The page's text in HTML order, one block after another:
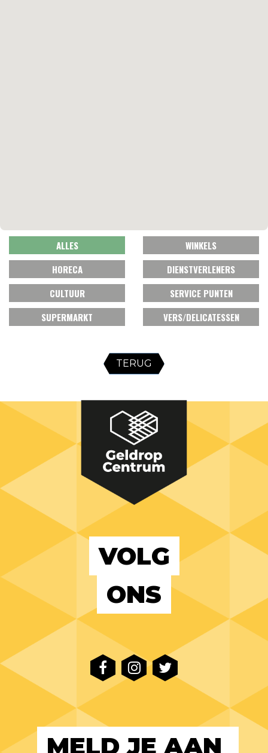
ALLES
WINKELS
HORECA
DIENSTVERLENERS
CULTUUR
SERVICE PUNTEN
SUPERMARKT
VERS/DELICATESSEN
TERUG
VOLG
ONS
MELD JE AAN